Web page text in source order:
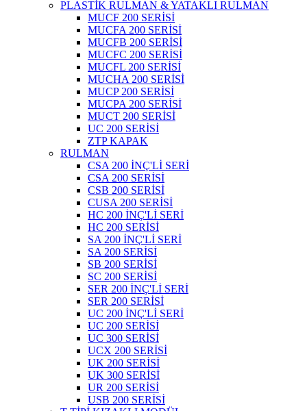
PLASTİK RULMAN & YATAKLI RULMAN
MUCF 200 SERİSİ
MUCFA 200 SERİSİ
MUCFB 200 SERİSİ
MUCFC 200 SERİSİ
MUCFL 200 SERİSİ
MUCHA 200 SERİSİ
MUCP 200 SERİSİ
MUCPA 200 SERİSİ
MUCT 200 SERİSİ
UC 200 SERİSİ
ZTP KAPAK
RULMAN
CSA 200 İNÇ'Lİ SERİ
CSA 200 SERİSİ
CSB 200 SERİSİ
CUSA 200 SERİSİ
HC 200 İNÇ'Lİ SERİ
HC 200 SERİSİ
SA 200 İNÇ'Lİ SERİ
SA 200 SERİSİ
SB 200 SERİSİ
SC 200 SERİSİ
SER 200 İNÇ'Lİ SERİ
SER 200 SERİSİ
UC 200 İNÇ'Lİ SERİ
UC 200 SERİSİ
UC 300 SERİSİ
UCX 200 SERİSİ
UK 200 SERİSİ
UK 300 SERİSİ
UR 200 SERİSİ
USB 200 SERİSİ